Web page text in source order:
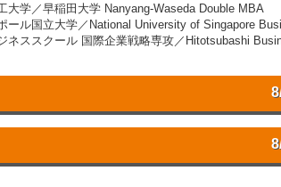
大学／早稲田大学 Nanyang-Waseda Double MBA
ール国立大学／National University of Singapore
ネススクール 国際企業戦略専攻／Hitotsubashi